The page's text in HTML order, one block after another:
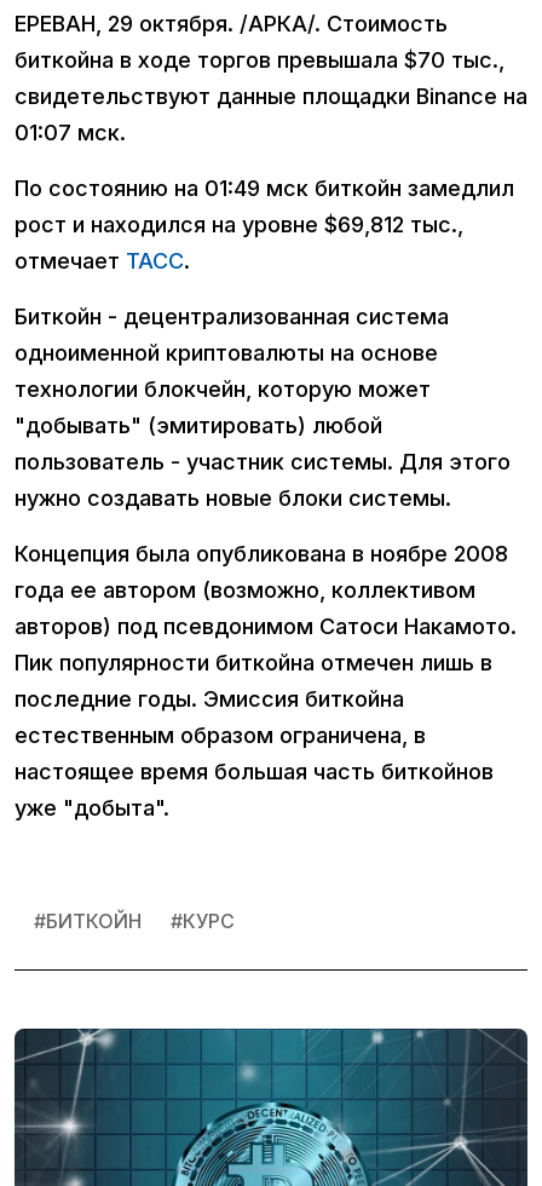
ЕРЕВАН, 29 октября. /АРКА/. Стоимость
биткойна в ходе торгов превышала $70 тыс.,
свидетельствуют данные площадки Binance на
01:07 мск.
По состоянию на 01:49 мск биткойн замедлил
рост и находился на уровне $69,812 тыс.,
отмечает ТАСС.
Биткойн - децентрализованная система
одноименной криптовалюты на основе
технологии блокчейн, которую может
"добывать" (эмитировать) любой
пользователь - участник системы. Для этого
нужно создавать новые блоки системы.
Концепция была опубликована в ноябре 2008
года ее автором (возможно, коллективом
авторов) под псевдонимом Сатоси Накамото.
Пик популярности биткойна отмечен лишь в
последние годы. Эмиссия биткойна
естественным образом ограничена, в
настоящее время большая часть биткойнов
уже "добыта".
#БИТКОЙН #КУРС